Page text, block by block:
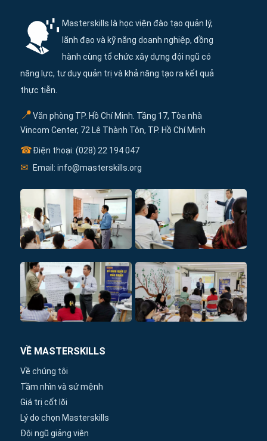
Masterskills là học viện đào tạo quản lý,
lãnh đạo và kỹ năng doanh nghiệp, đồng
hành cùng tổ chức xây dựng đội ngũ có
năng lực, tư duy quản trị và khả năng tạo ra kết quả
thực tiễn.
📍Văn phòng TP. Hồ Chí Minh. Tầng 17, Tòa nhà
Vincom Center, 72 Lê Thành Tôn, TP. Hồ Chí Minh
☎Điện thoại: (028) 22 194 047
✉ Email: info@masterskills.org
VỀ MASTERSKILLS
Về chúng tôi
Tầm nhìn và sứ mệnh
Giá trị cốt lõi
Lý do chọn Masterskills
Đội ngũ giảng viên